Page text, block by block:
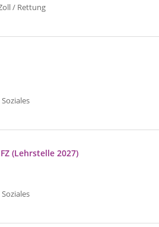
/ Rettung
(Lehrstelle 2027)